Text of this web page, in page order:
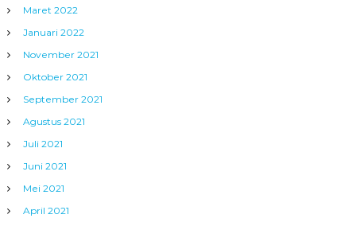
Maret 2022
Januari 2022
November 2021
Oktober 2021
September 2021
Agustus 2021
Juli 2021
Juni 2021
Mei 2021
April 2021